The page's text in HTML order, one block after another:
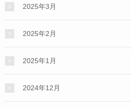
2025年3月
2025年2月
2025年1月
2024年12月